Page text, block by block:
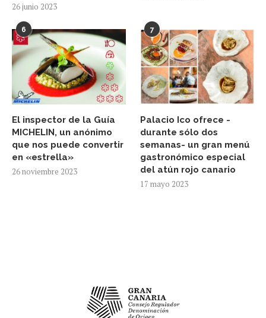
26 junio 2023
6
El inspector de la Guía
MICHELIN, un anónimo
que nos puede convertir
en «estrella»
26 noviembre 2023
7
Palacio Ico ofrece -
durante sólo dos
semanas- un gran menú
gastronómico especial
del atún rojo canario
17 mayo 2023